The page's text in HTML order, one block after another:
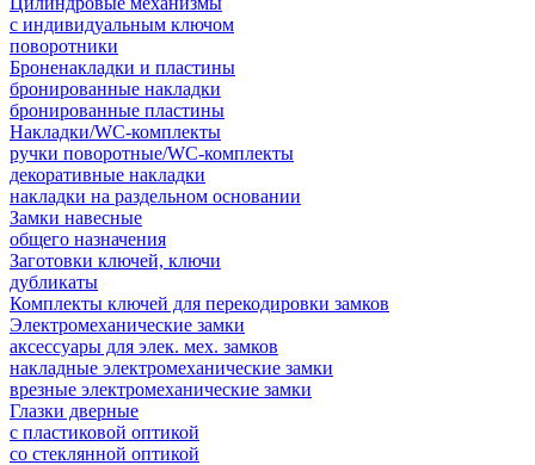
с индивидуальным ключом
поворотники
Броненакладки и пластины
бронированные накладки
бронированные пластины
Накладки/WC-комплекты
ручки поворотные/WC-комплекты
декоративные накладки
накладки на раздельном основании
Замки навесные
общего назначения
Заготовки ключей, ключи
дубликаты
Комплекты ключей для перекодировки замков
Электромеханические замки
аксессуары для элек. мех. замков
накладные электромеханические замки
врезные электромеханические замки
Глазки дверные
с пластиковой оптикой
со стеклянной оптикой